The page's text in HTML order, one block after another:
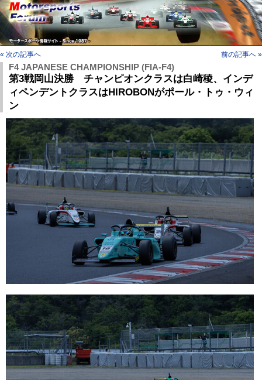
« 次の記事へ 前の記事へ »
F4 JAPANESE CHAMPIONSHIP (FIA-F4)
第3戦岡山決勝 チャンピオンクラスは白崎稜、インデ
ィペンデントクラスはHIROBONがポール・トゥ・ウィ
ン